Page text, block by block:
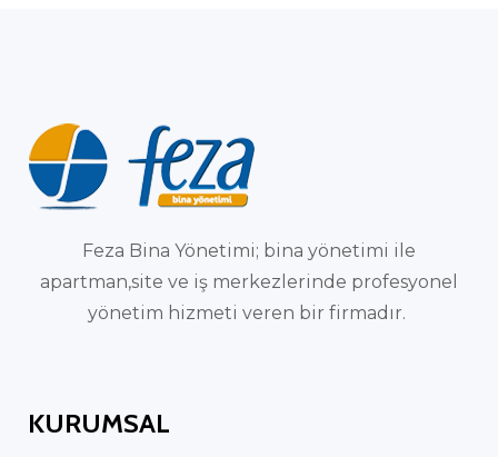
Feza Bina Yönetimi; bina yönetimi ile
apartman,site ve iş merkezlerinde profesyonel
yönetim hizmeti veren bir firmadır.
KURUMSAL